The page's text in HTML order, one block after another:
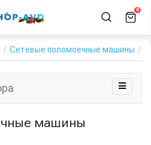
0
Сетевые поломоечные машины
машины